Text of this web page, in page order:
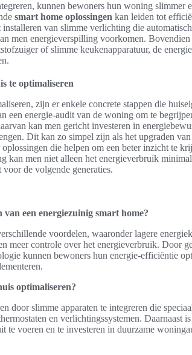
kunnen bewoners hun woning slimmer
smart home oplossingen kan leiden tot
van slimme verlichting die
men energieverspilling voorkomen.
of slimme keukenapparatuur, de
te optimaliseren
zijn er enkele concrete stappen die
een energie-audit van de woning om te
kan men gericht investeren in
Dit kan zo simpel zijn als het upgraden
die helpen om een beter inzicht te
kan men niet alleen het energieverbruik
de volgende generaties.
een energiezuinig smart home?
voordelen, waaronder lagere
meer controle over het energieverbruik. Door
kunnen bewoners hun energie-efficiëntie
optimaliseren?
door slimme apparaten te integreren die
en verlichtingssystemen. Daarnaast
te voeren en te investeren in duurzame